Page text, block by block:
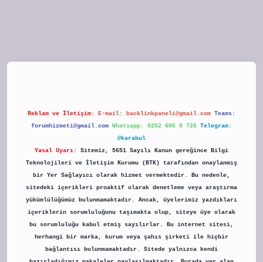
Reklam ve İletişim: E-mail: backlinkpaneli@gmail.com Teams:
forumhizmeti@gmail.com Whatsapp: 0262 606 0 726 Telegram:
@karabul
Yasal Uyarı:
Sitemiz, 5651 Sayılı Kanun gereğince Bilgi
Teknolojileri ve İletişim Kurumu (BTK) tarafından onaylanmış
bir Yer Sağlayıcı olarak hizmet vermektedir. Bu nedenle,
sitedeki içerikleri proaktif olarak denetleme veya araştırma
yükümlülüğümüz bulunmamaktadır. Ancak, üyelerimiz yazdıkları
içeriklerin sorumluluğunu taşımakta olup, siteye üye olarak
bu sorumluluğu kabul etmiş sayılırlar. Bu internet sitesi,
herhangi bir marka, kurum veya şahıs şirketi ile hiçbir
bağlantısı bulunmamaktadır. Sitede yalnızca kendi